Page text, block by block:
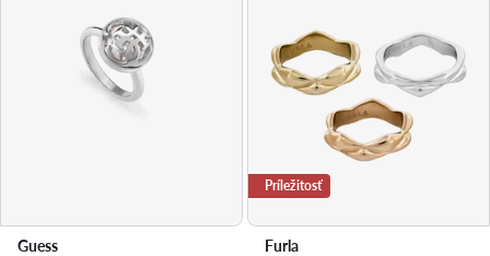
Guess
Príležitosť
Furla